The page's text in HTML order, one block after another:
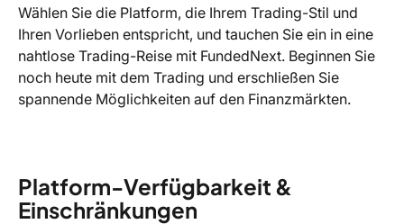
Wählen Sie die Platform, die Ihrem Trading-Stil und
Ihren Vorlieben entspricht, und tauchen Sie ein in eine
nahtlose Trading-Reise mit FundedNext. Beginnen Sie
noch heute mit dem Trading und erschließen Sie
spannende Möglichkeiten auf den Finanzmärkten.
Platform-Verfügbarkeit &
Einschränkungen